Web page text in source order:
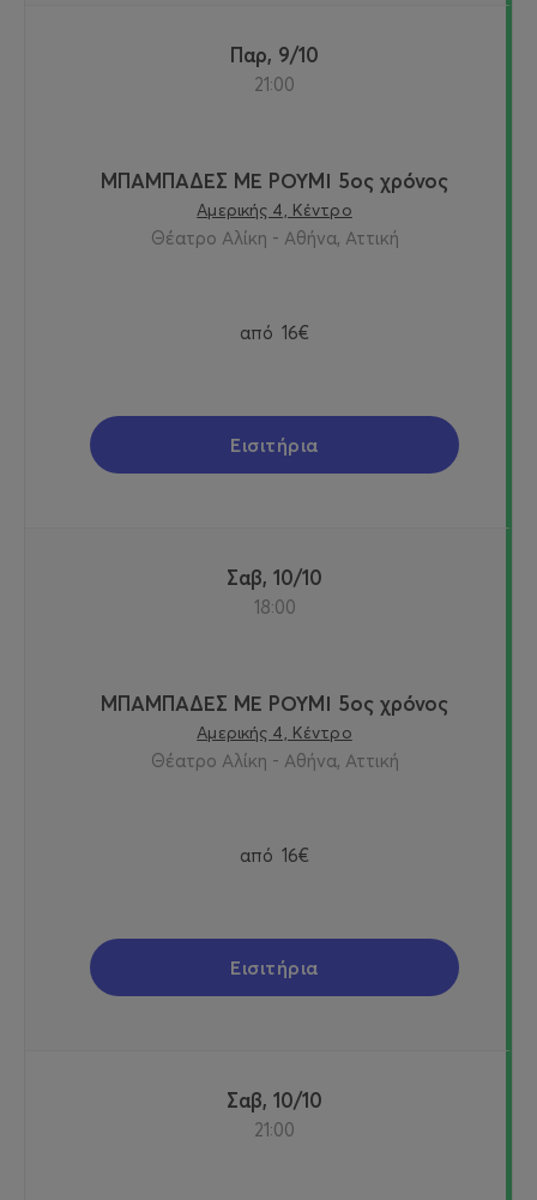
Παρ, 9/10
21:00
ΜΠΑΜΠΑΔΕΣ ΜΕ ΡΟΥΜΙ 5ος χρόνος
Αμερικής 4, Κέντρο
Θέατρο Αλίκη - Αθήνα, Αττική
από 16€
Εισιτήρια
Σαβ, 10/10
18:00
ΜΠΑΜΠΑΔΕΣ ΜΕ ΡΟΥΜΙ 5ος χρόνος
Αμερικής 4, Κέντρο
Θέατρο Αλίκη - Αθήνα, Αττική
από 16€
Εισιτήρια
Σαβ, 10/10
21:00